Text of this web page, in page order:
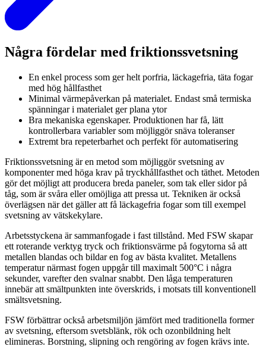
Några fördelar med friktionssvetsning
En enkel process som ger helt porfria, läckagefria, täta fogar
med hög hållfasthet
Minimal värmepåverkan på materialet. Endast små termiska
spänningar i materialet ger plana ytor
Bra mekaniska egenskaper. Produktionen har få, lätt
kontrollerbara variabler som möjliggör snäva toleranser
Extremt bra repeterbarhet och perfekt för automatisering
Friktionssvetsning är en metod som möjliggör svetsning av
komponenter med höga krav på tryckhållfasthet och täthet. Metoden
gör det möjligt att producera breda paneler, som tak eller sidor på
tåg, som är svåra eller omöjliga att pressa ut. Tekniken är också
överlägsen när det gäller att få läckagefria fogar som till exempel
svetsning av vätskekylare.
Arbetsstyckena är sammanfogade i fast tillstånd. Med FSW skapar
ett roterande verktyg tryck och friktionsvärme på fogytorna så att
metallen blandas och bildar en fog av bästa kvalitet. Metallens
temperatur närmast fogen uppgår till maximalt 500°C i några
sekunder, varefter den svalnar snabbt. Den låga temperaturen
innebär att smältpunkten inte överskrids, i motsats till konventionell
smältsvetsning.
FSW förbättrar också arbetsmiljön jämfört med traditionella former
av svetsning, eftersom svetsblänk, rök och ozonbildning helt
elimineras. Borstning, slipning och rengöring av fogen krävs inte.